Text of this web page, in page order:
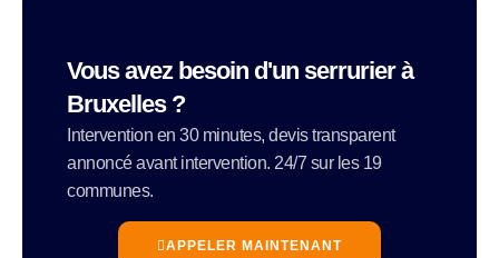
Vous avez besoin d'un serrurier à
Bruxelles ?
Intervention en 30 minutes, devis transparent
annoncé avant intervention. 24/7 sur les 19
communes.
APPELER MAINTENANT